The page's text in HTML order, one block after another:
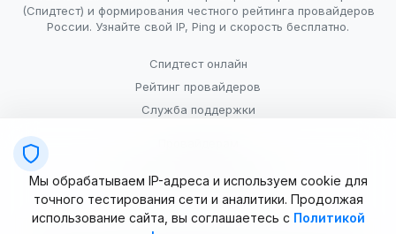
(Спидтест) и формирования честного рейтинга провайдеров
России. Узнайте свой IP, Ping и скорость бесплатно.
Спидтест онлайн
Рейтинг провайдеров
Служба поддержки
Условия использования
Мы обрабатываем IP-адреса и используем cookie для
точного тестирования сети и аналитики. Продолжая
использование сайта, вы соглашаетесь с Политикой